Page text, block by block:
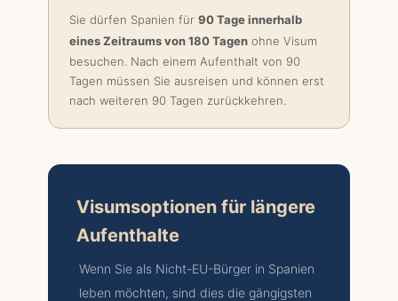
Sie dürfen Spanien für 90 Tage innerhalb
eines Zeitraums von 180 Tagen ohne Visum
besuchen. Nach einem Aufenthalt von 90
Tagen müssen Sie ausreisen und können erst
nach weiteren 90 Tagen zurückkehren.
Visumsoptionen für längere
Aufenthalte
Wenn Sie als Nicht-EU-Bürger in Spanien
leben möchten, sind dies die gängigsten